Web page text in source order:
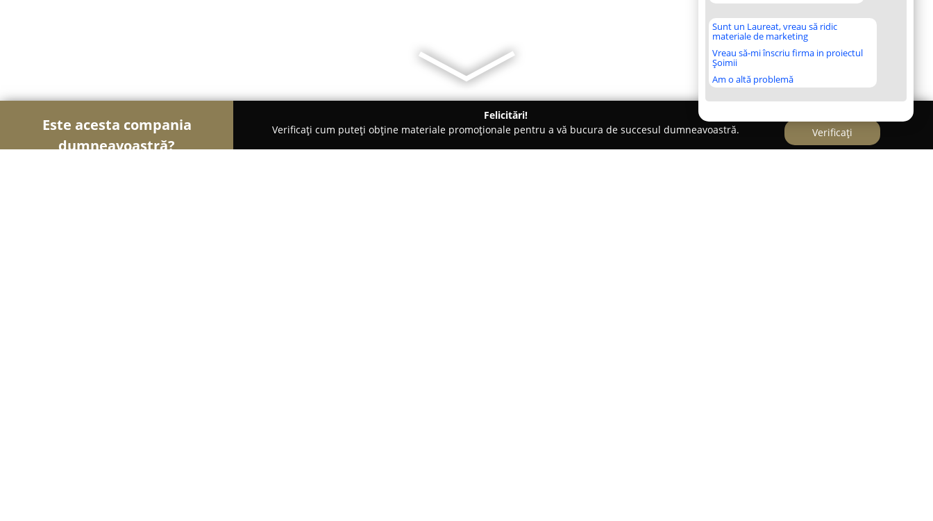
Sunt un Laureat, vreau să ridic
materiale de marketing
Vreau să-mi înscriu firma in proiectul
Șoimii
Am o altă problemă
Este acesta compania
dumneavoastră?
Felicitări!
Verificați cum puteți obține materiale promoționale pentru a vă bucura de succesul dumneavoastră.
Verificați